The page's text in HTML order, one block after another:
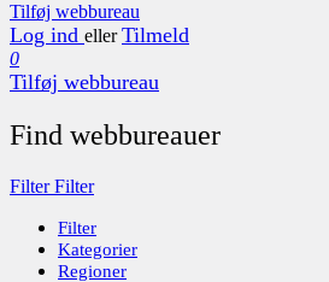
Tilføj webbureau
Log ind eller Tilmeld
0
Tilføj webbureau
Find webbureauer
FilterFilter
Filter
Kategorier
Regioner